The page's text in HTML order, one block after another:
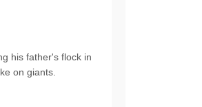
his father's flock in
on giants.